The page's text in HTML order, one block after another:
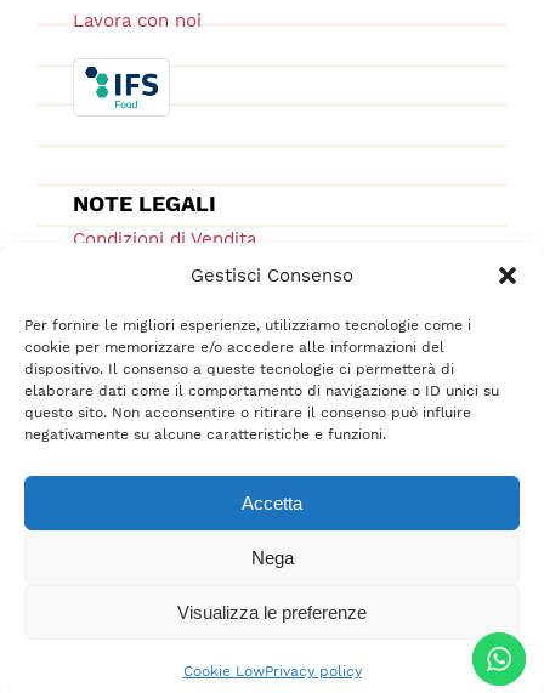
Gestisci Consenso
Per fornire le migliori esperienze, utilizziamo tecnologie come i
cookie per memorizzare e/o accedere alle informazioni del
dispositivo. Il consenso a queste tecnologie ci permetterà di
elaborare dati come il comportamento di navigazione o ID unici su
questo sito. Non acconsentire o ritirare il consenso può influire
negativamente su alcune caratteristiche e funzioni.
Accetta
Nega
Visualizza le preferenze
Cookie LowPrivacy policy
Lavora con noi
NOTE LEGALI
Condizioni di Vendita
Ordini e Spedizioni
Cookie Low
F.A.Q.
Tutti i diritti sono riservati © 2021-2022 –
BelliFreschisrl– P.IVA 02618710400 –